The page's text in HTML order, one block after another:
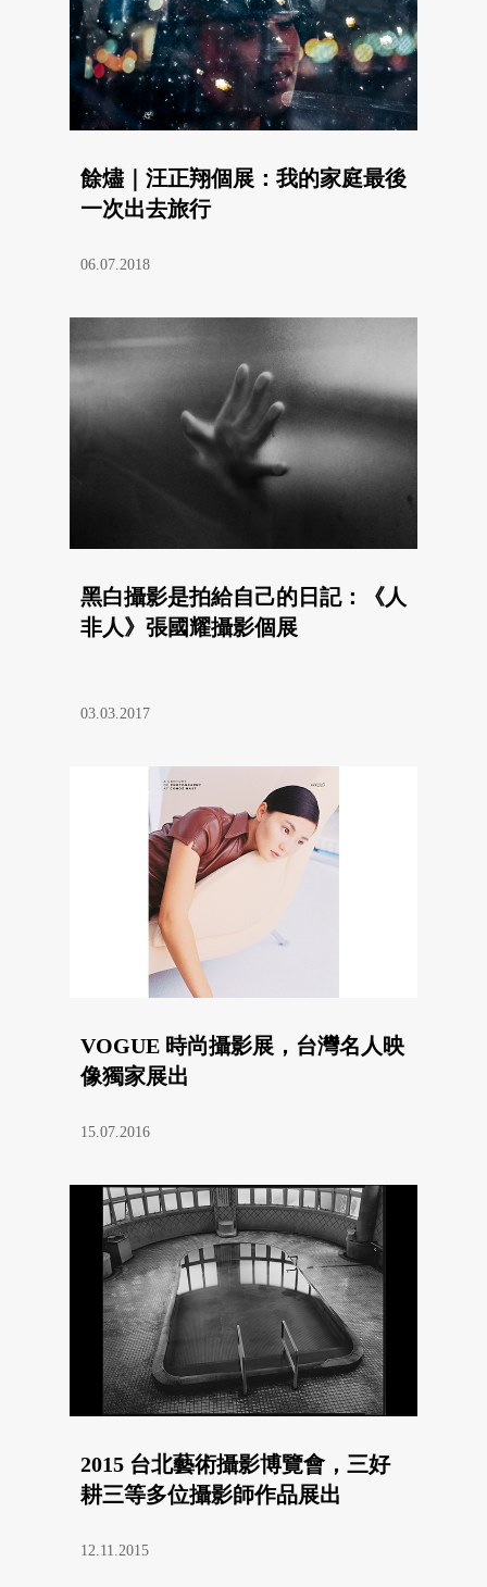
餘燼｜汪正翔個展：我的家庭最後
一次出去旅行
06.07.2018
黑白攝影是拍給自己的日記：《人
非人》張國耀攝影個展
03.03.2017
VOGUE 時尚攝影展，台灣名人映
像獨家展出
15.07.2016
2015 台北藝術攝影博覽會，三好
耕三等多位攝影師作品展出
12.11.2015